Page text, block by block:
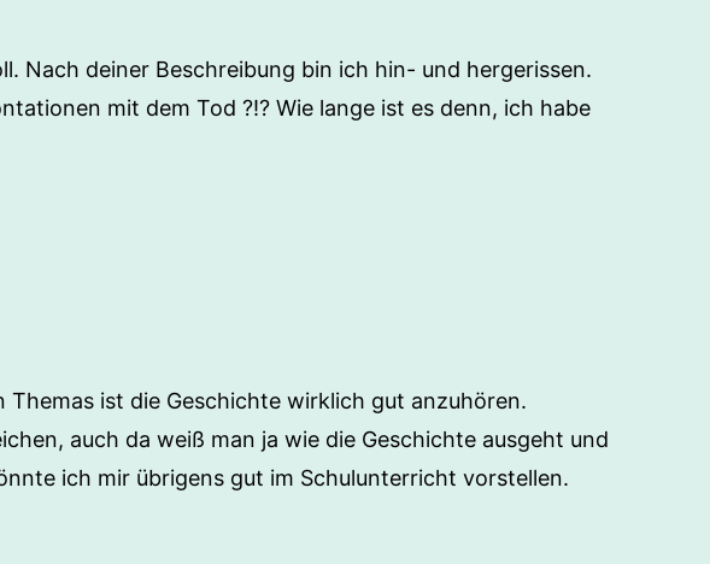
Nach deiner Beschreibung bin ich hin- und hergerissen.
mit dem Tod ?!? Wie lange ist es denn, ich habe
ist die Geschichte wirklich gut anzuhören.
auch da weiß man ja wie die Geschichte ausgeht und
ich mir übrigens gut im Schulunterricht vorstellen.